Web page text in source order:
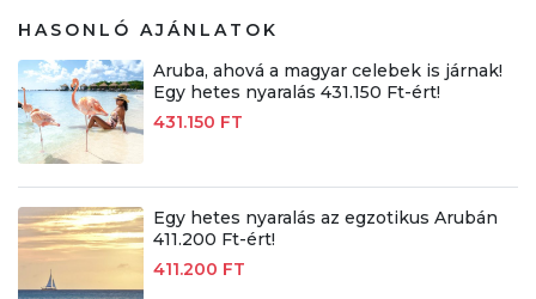
HASONLÓ AJÁNLATOK
Aruba, ahová a magyar celebek is járnak!
Egy hetes nyaralás 431.150 Ft-ért!
431.150 FT
Egy hetes nyaralás az egzotikus Arubán
411.200 Ft-ért!
411.200 FT